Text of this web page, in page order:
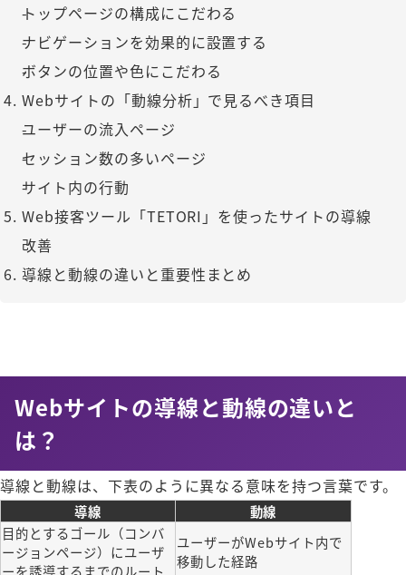
トップページの構成にこだわる
ナビゲーションを効果的に設置する
ボタンの位置や色にこだわる
Webサイトの「動線分析」で見るべき項目
ユーザーの流入ページ
セッション数の多いページ
サイト内の行動
Web接客ツール「TETORI」を使ったサイトの導線
改善
導線と動線の違いと重要性まとめ
Webサイトの導線と動線の違いと
は？
導線と動線は、下表のように異なる意味を持つ言葉です。
導線
動線
目的とするゴール（コンバ
ージョンページ）にユーザ
ユーザーがWebサイト内で
移動した経路